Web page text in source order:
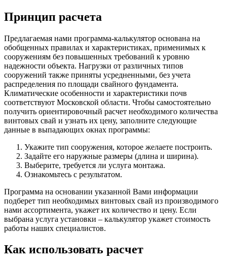
Принцип расчета
Предлагаемая нами программа-калькулятор основана на
обобщенных правилах и характеристиках, применимых к
сооружениям без повышенных требований к уровню
надежности объекта. Нагрузки от различных типов
сооружений также приняты усредненными, без учета
распределения по площади свайного фундамента.
Климатические особенности и характеристики почв
соответствуют Московской области. Чтобы самостоятельно
получить ориентировочный расчет необходимого количества
винтовых свай и узнать их цену, заполните следующие
данные в выпадающих окнах программы:
Укажите тип сооружения, которое желаете построить.
Задайте его наружные размеры (длина и ширина).
Выберите, требуется ли услуга монтажа.
Ознакомьтесь с результатом.
Программа на основании указанной Вами информации
подберет тип необходимых винтовых свай из производимого
нами ассортимента, укажет их количество и цену. Если
выбрана услуга установки – калькулятор укажет стоимость
работы наших специалистов.
Как использовать расчет